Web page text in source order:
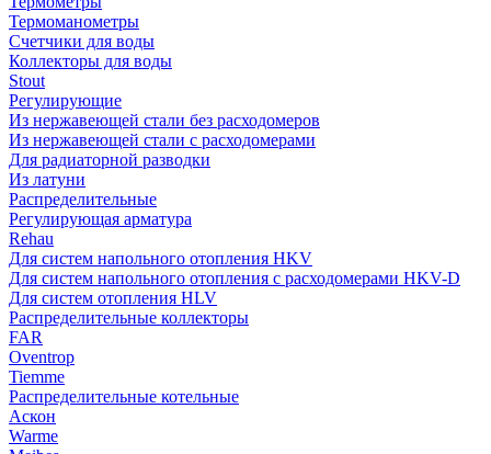
Термоманометры
Счетчики для воды
Коллекторы для воды
Stout
Регулирующие
Из нержавеющей стали без расходомеров
Из нержавеющей стали с расходомерами
Для радиаторной разводки
Из латуни
Распределительные
Регулирующая арматура
Rehau
Для систем напольного отопления HKV
Для систем напольного отопления с расходомерами HKV-D
Для систем отопления HLV
Распределительные коллекторы
FAR
Oventrop
Tiemme
Распределительные котельные
Аскон
Warme